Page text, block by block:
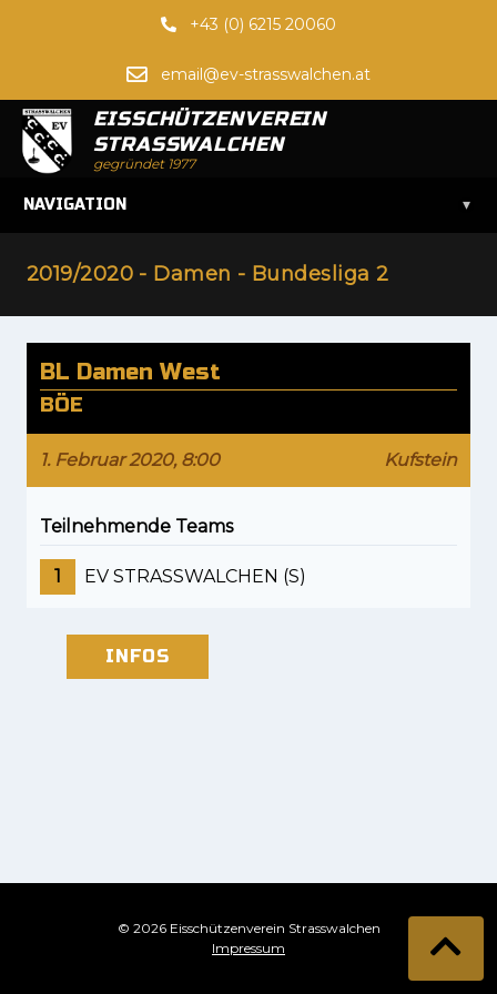
+43 (0) 6215 20060
email@ev-strasswalchen.at
EISSCHÜTZENVEREIN
STRASSWALCHEN
gegründet 1977
NAVIGATION ▾
2019/2020 - Damen - Bundesliga 2
BL Damen West
BÖE
1. Februar 2020, 8:00 Kufstein
Teilnehmende Teams
1 EV STRASSWALCHEN (S)
INFOS
© 2026 Eisschützenverein Strasswalchen
Impressum